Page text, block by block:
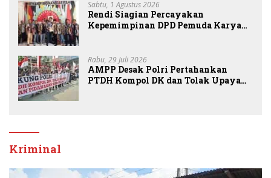
Sabtu, 1 Agustus 2026
Rendi Siagian Percayakan
Kepemimpinan DPD Pemuda Karya
Rabu, 29 Juli 2026
AMPP Desak Polri Pertahankan
PTDH Kompol DK dan Tolak Upaya
Kriminal